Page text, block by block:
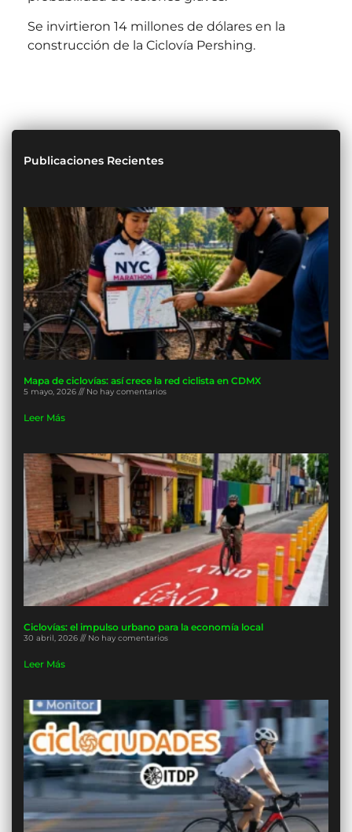
Se invirtieron 14 millones de dólares en la
construcción de la Ciclovía Pershing.
Publicaciones Recientes
Mapa de ciclovías: así crece la red ciclista en CDMX
5 mayo, 2026 No hay comentarios
Leer Más
Ciclovías: el impulso urbano para la economía local
30 abril, 2026 No hay comentarios
Leer Más